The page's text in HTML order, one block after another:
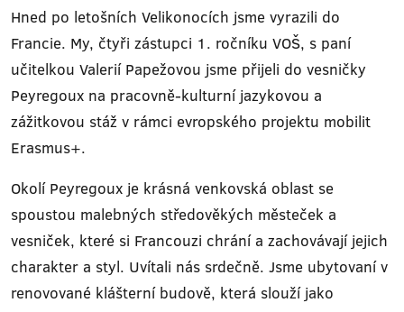
Hned po letošních Velikonocích jsme vyrazili do
Francie. My, čtyři zástupci 1. ročníku VOŠ, s paní
učitelkou Valerií Papežovou jsme přijeli do vesničky
Peyregoux na pracovně-kulturní jazykovou a
zážitkovou stáž v rámci evropského projektu mobilit
Erasmus+.
Okolí Peyregoux je krásná venkovská oblast se
spoustou malebných středověkých městeček a
vesniček, které si Francouzi chrání a zachovávají jejich
charakter a styl. Uvítali nás srdečně. Jsme ubytovaní v
renovované klášterní budově, která slouží jako